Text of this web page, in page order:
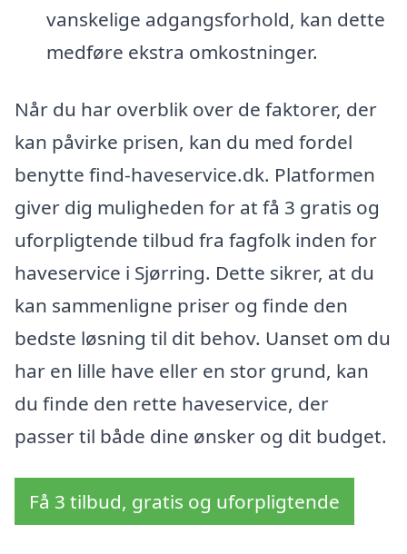
vanskelige adgangsforhold, kan dette
medføre ekstra omkostninger.
Når du har overblik over de faktorer, der
kan påvirke prisen, kan du med fordel
benytte find-haveservice.dk. Platformen
giver dig muligheden for at få 3 gratis og
uforpligtende tilbud fra fagfolk inden for
haveservice i Sjørring. Dette sikrer, at du
kan sammenligne priser og finde den
bedste løsning til dit behov. Uanset om du
har en lille have eller en stor grund, kan
du finde den rette haveservice, der
passer til både dine ønsker og dit budget.
Få 3 tilbud, gratis og uforpligtende